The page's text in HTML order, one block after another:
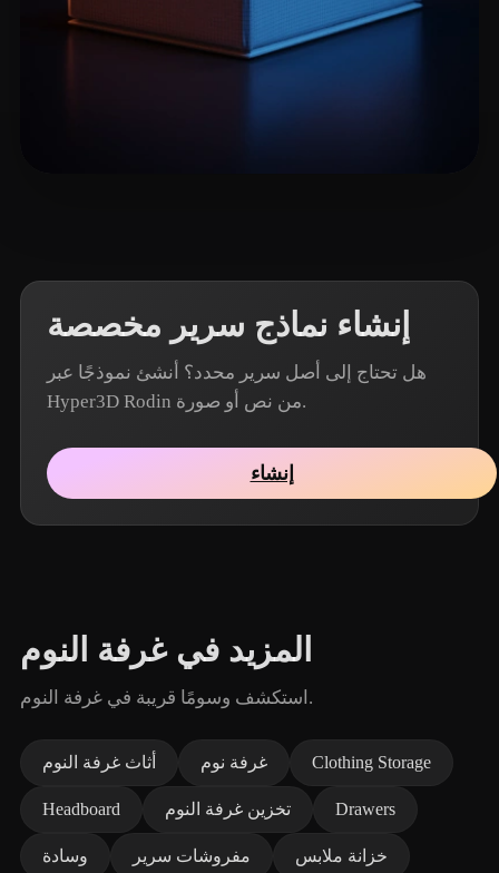
إنشاء نماذج سرير مخصصة
هل تحتاج إلى أصل سرير محدد؟ أنشئ نموذجًا عبر
Hyper3D Rodin من نص أو صورة.
إنشاء
المزيد في غرفة النوم
استكشف وسومًا قريبة في غرفة النوم.
أثاث غرفة النوم غرفة نوم Clothing Storage
Headboard تخزين غرفة النوم Drawers
وسادة مفروشات سرير خزانة ملابس